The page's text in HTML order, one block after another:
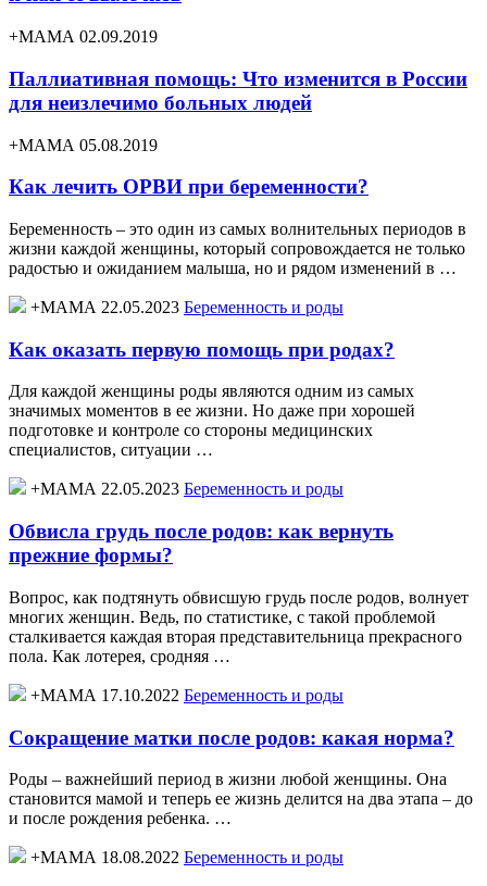
+МАМА 02.09.2019
Паллиативная помощь: Что изменится в России
для неизлечимо больных людей
+МАМА 05.08.2019
Как лечить ОРВИ при беременности?
Беременность – это один из самых волнительных периодов в
жизни каждой женщины, который сопровождается не только
радостью и ожиданием малыша, но и рядом изменений в …
+МАМА 22.05.2023 Беременность и роды
Как оказать первую помощь при родах?
Для каждой женщины роды являются одним из самых
значимых моментов в ее жизни. Но даже при хорошей
подготовке и контроле со стороны медицинских
специалистов, ситуации …
+МАМА 22.05.2023 Беременность и роды
Обвисла грудь после родов: как вернуть
прежние формы?
Вопрос, как подтянуть обвисшую грудь после родов, волнует
многих женщин. Ведь, по статистике, с такой проблемой
сталкивается каждая вторая представительница прекрасного
пола. Как лотерея, сродняя …
+МАМА 17.10.2022 Беременность и роды
Сокращение матки после родов: какая норма?
Роды – важнейший период в жизни любой женщины. Она
становится мамой и теперь ее жизнь делится на два этапа – до
и после рождения ребенка. …
+МАМА 18.08.2022 Беременность и роды